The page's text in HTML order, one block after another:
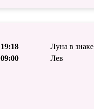
19:18
09:00
Луна в знаке
Лев